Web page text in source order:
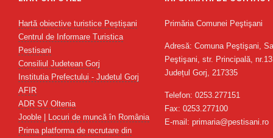
Hartă obiective turistice Peștișani
Centrul de Informare Turistica
Pestisani
Consiliul Judetean Gorj
Institutia Prefectului - Judetul Gorj
AFIR
ADR SV Oltenia
Jooble | Locuri de muncă în România
Prima platforma de recrutare din
Primăria Comunei Peştişani
Adresă: Comuna Peştişani,
Peştişani, str. Principală,
Județul Gorj, 217335
Telefon: 0253.277151
Fax: 0253.277100
E-mail: primaria@pestisani.ro